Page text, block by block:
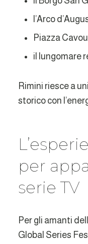
l’Arco
Piazza
il lungomare
Rimini riesce a
storico con
per
serie TV
Per gli amanti
Global Series